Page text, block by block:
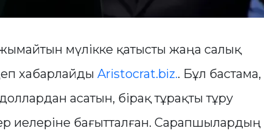
мүлікке қатысты жаңа салық
хабарлайды Aristocrat.biz.. Бұл бастама,
асатын, бірақ тұрақты тұру
иелеріне бағытталған. Сарапшылардың